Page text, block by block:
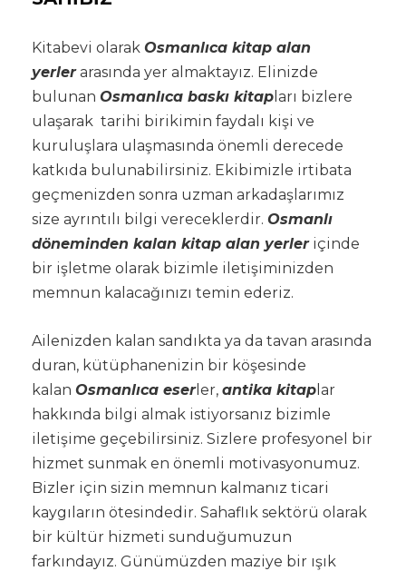
Kitabevi olarak Osmanlıca kitap alan
yerlerarasında yer almaktayız. Elinizde
bulunan Osmanlıca baskı kitap ları bizlere
ulaşarak tarihi birikimin faydalı kişi ve
kuruluşlara ulaşmasında önemli derecede
katkıda bulunabilirsiniz. Ekibimizle irtibata
geçmenizden sonra uzman arkadaşlarımız
size ayrıntılı bilgi vereceklerdir. Osmanlı
döneminden kalan kitap alan yerleriçinde
bir işletme olarak bizimle iletişiminizden
memnun kalacağınızı temin ederiz.
Ailenizden kalan sandıkta ya da tavan arasında
duran, kütüphanenizin bir köşesinde
kalan Osmanlıca eserler, antika kitap lar
hakkında bilgi almak istiyorsanız bizimle
iletişime geçebilirsiniz. Sizlere profesyonel bir
hizmet sunmak en önemli motivasyonumuz.
Bizler için sizin memnun kalmanız ticari
kaygıların ötesindedir. Sahaflık sektörü olarak
bir kültür hizmeti sunduğumuzun
farkındayız. Günümüzden maziye bir ışık